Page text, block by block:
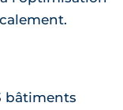
bâtiments